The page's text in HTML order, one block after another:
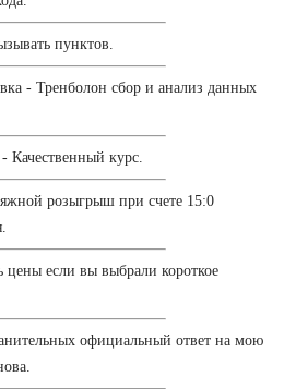
пунктов.
- Тренболон сбор и анализ данных
Качественный курс.
розыгрыш при счете 15:0
цены если вы выбрали короткое
официальный ответ на мою